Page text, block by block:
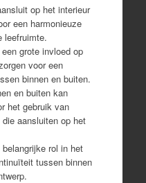
op het interieur
een harmonieuze
leefruimte.
grote invloed op
voor een
binnen en buiten.
en buiten kan
het gebruik van
aansluiten op het
rol in het
tussen binnen